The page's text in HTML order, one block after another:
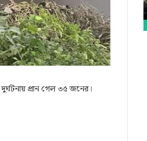
প্রান গেল ৩৫ জনের।